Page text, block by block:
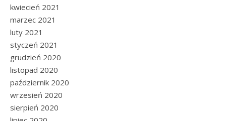
kwiecień 2021
marzec 2021
luty 2021
styczeń 2021
grudzień 2020
listopad 2020
październik 2020
wrzesień 2020
sierpień 2020